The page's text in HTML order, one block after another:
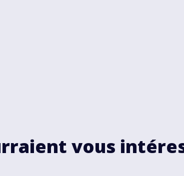
vous